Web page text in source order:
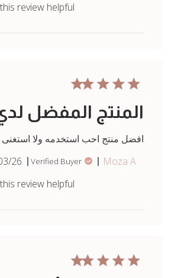
review helpful?
المنتج المفضل
افضل منتج احب استخدمه ولا استغنى
Moza A.
Verified Buyer
26
review helpful?